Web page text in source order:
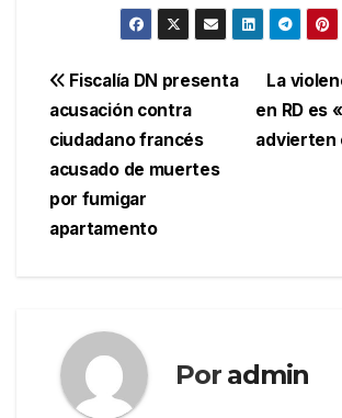
Navegación
de
entradas
La
en RD es
advierten
Fiscalía DN presenta
acusación contra
ciudadano francés
acusado de muertes
por fumigar
apartamento
Por admin